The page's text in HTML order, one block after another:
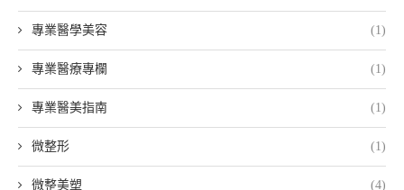
專業醫學美容 (1)
專業醫療專欄 (1)
專業醫美指南 (1)
微整形 (1)
微整美塑 (4)